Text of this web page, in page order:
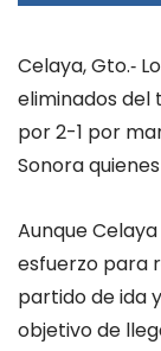
Celaya, Gto.‐
eliminados del
por 2-1 por
Sonora
Aunque
esfuerzo para
partido de ida
objetivo de